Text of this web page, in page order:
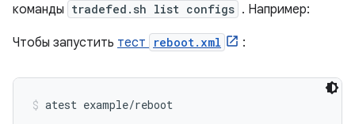
команды tradefed.sh list configs . Например:
Чтобы запустить тест reboot.xml :
atest example/reboot